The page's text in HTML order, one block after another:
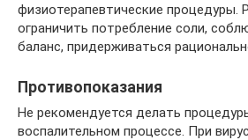
физиотерапевтические процедуры.
ограничить потребление соли,
баланс, придерживаться
Противопоказания
Не рекомендуется делать
воспалительном процессе. При